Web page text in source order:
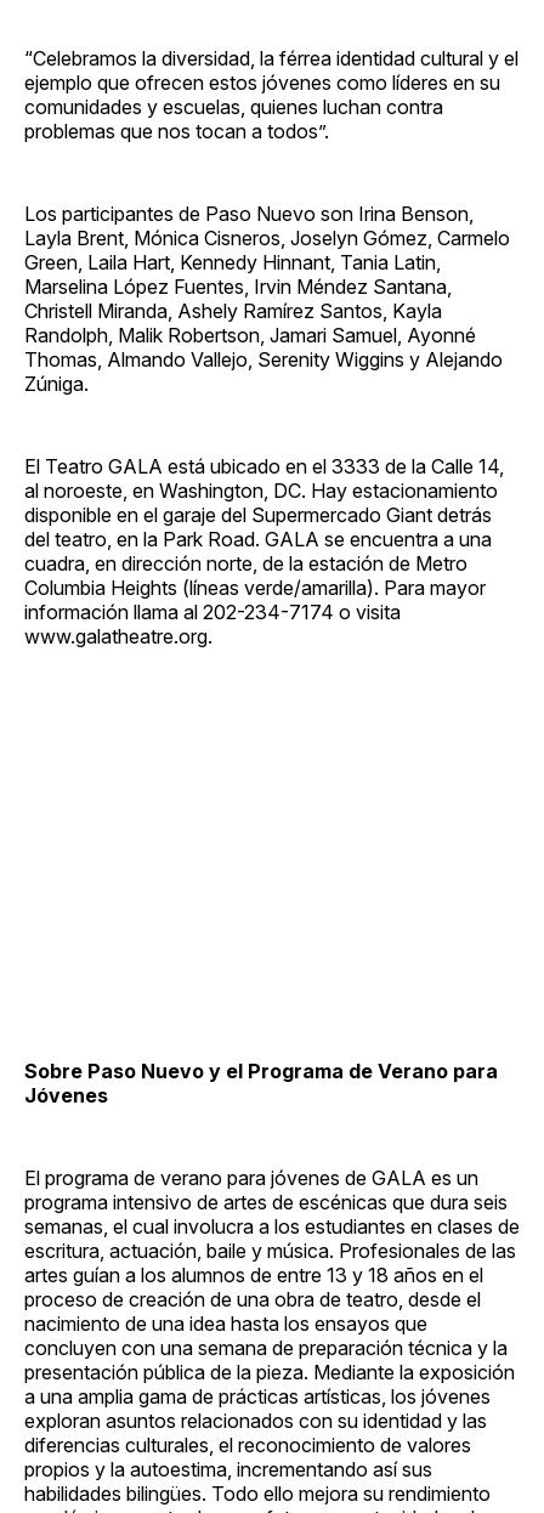
“Celebramos la diversidad, la férrea identidad cultural y el
ejemplo que ofrecen estos jóvenes como líderes en su
comunidades y escuelas, quienes luchan contra
problemas que nos tocan a todos”.
Los participantes de Paso Nuevo son Irina Benson,
Layla Brent, Mónica Cisneros, Joselyn Gómez, Carmelo
Green, Laila Hart, Kennedy Hinnant, Tania Latin,
Marselina López Fuentes, Irvin Méndez Santana,
Christell Miranda, Ashely Ramírez Santos, Kayla
Randolph, Malik Robertson, Jamari Samuel, Ayonné
Thomas, Almando Vallejo, Serenity Wiggins y Alejando
Zúniga.
El Teatro GALA está ubicado en el 3333 de la Calle 14,
al noroeste, en Washington, DC. Hay estacionamiento
disponible en el garaje del Supermercado Giant detrás
del teatro, en la Park Road. GALA se encuentra a una
cuadra, en dirección norte, de la estación de Metro
Columbia Heights (líneas verde/amarilla). Para mayor
información llama al 202-234-7174 o visita
www.galatheatre.org.
Sobre Paso Nuevo y el Programa de Verano para
Jóvenes
El programa de verano para jóvenes de GALA es un
programa intensivo de artes de escénicas que dura seis
semanas, el cual involucra a los estudiantes en clases de
escritura, actuación, baile y música. Profesionales de las
artes guían a los alumnos de entre 13 y 18 años en el
proceso de creación de una obra de teatro, desde el
nacimiento de una idea hasta los ensayos que
concluyen con una semana de preparación técnica y la
presentación pública de la pieza. Mediante la exposición
a una amplia gama de prácticas artísticas, los jóvenes
exploran asuntos relacionados con su identidad y las
diferencias culturales, el reconocimiento de valores
propios y la autoestima, incrementando así sus
habilidades bilingües. Todo ello mejora su rendimiento